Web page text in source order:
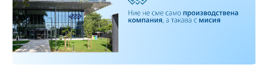
+359
Имейл
Кликни тук за да запишеш видеото
Запиши видео
Създай профил в BTL
Industries
Вход в BTL Industries
Имейл